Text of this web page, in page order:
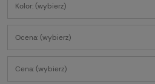
Kolor: (wybierz)
Ocena: (wybierz)
Cena: (wybierz)